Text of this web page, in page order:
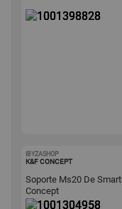
IBYZASHOP
K&F CONCEPT
Soporte Ms20 De
Concept